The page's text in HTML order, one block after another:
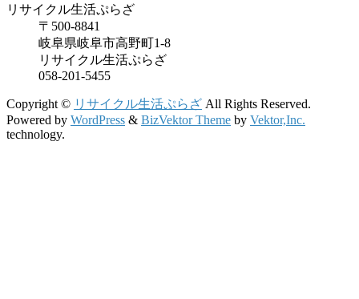
リサイクル生活ぷらざ
〒500-8841
岐阜県岐阜市高野町1-8
リサイクル生活ぷらざ
058-201-5455
Copyright © リサイクル生活ぷらざ All Rights Reserved.
Powered by WordPress & BizVektor Theme by Vektor,Inc.
technology.